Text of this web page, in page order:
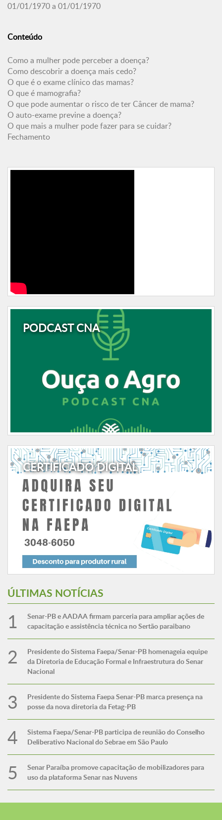
01/01/1970 a 01/01/1970
Conteúdo
Como a mulher pode perceber a doença?
Como descobrir a doença mais cedo?
O que é o exame clínico das mamas?
O que é mamografia?
O que pode aumentar o risco de ter Câncer de mama?
O auto-exame previne a doença?
O que mais a mulher pode fazer para se cuidar?
Fechamento
PODCAST CNA
CERTIFICADO DIGITAL
ÚLTIMAS NOTÍCIAS
Senar-PB e AADAA firmam parceria para ampliar ações de
capacitação e assistência técnica no Sertão paraibano
Presidente do Sistema Faepa/Senar-PB homenageia equipe
da Diretoria de Educação Formal e Infraestrutura do Senar
Nacional
Presidente do Sistema Faepa Senar-PB marca presença na
posse da nova diretoria da Fetag-PB
Sistema Faepa/Senar-PB participa de reunião do Conselho
Deliberativo Nacional do Sebrae em São Paulo
Senar Paraíba promove capacitação de mobilizadores para
uso da plataforma Senar nas Nuvens